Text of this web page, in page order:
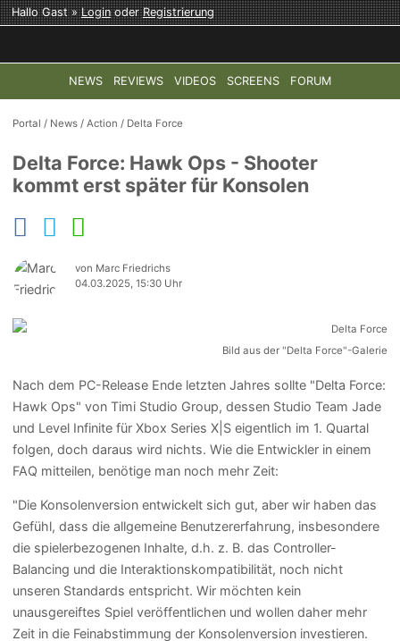
Hallo Gast »LoginoderRegistrierung
NEWS REVIEWS VIDEOS SCREENS FORUM
TOP-THEMEN: COD: MODERN WARFARE 4 HALO:
Portal / News /Action / Delta Force
Delta Force: Hawk Ops - Shooter
kommt erst später für Konsolen
von Marc Friedrichs
04.03.2025, 15:30 Uhr
Bild aus der "Delta Force"-Galerie
Nach dem PC-Release Ende letzten Jahres sollte "Delta Force:
Hawk Ops" von Timi Studio Group, dessen Studio Team Jade
und Level Infinite für Xbox Series X|S eigentlich im 1. Quartal
folgen, doch daraus wird nichts. Wie die Entwickler in einem
FAQ mitteilen, benötige man noch mehr Zeit:
"Die Konsolenversion entwickelt sich gut, aber wir haben das
Gefühl, dass die allgemeine Benutzererfahrung, insbesondere
die spielerbezogenen Inhalte, d.h. z. B. das Controller-
Balancing und die Interaktionskompatibilität, noch nicht
unseren Standards entspricht. Wir möchten kein
unausgereiftes Spiel veröffentlichen und wollen daher mehr
Zeit in die Feinabstimmung der Konsolenversion investieren.